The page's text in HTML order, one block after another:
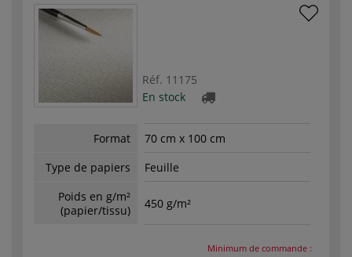
Réf. 11175
En stock
Format
70 cm x 100 cm
Type de papiers
Feuille
Poids en g/m²
(papier/tissu)
450 g/m²
Minimum de commande :